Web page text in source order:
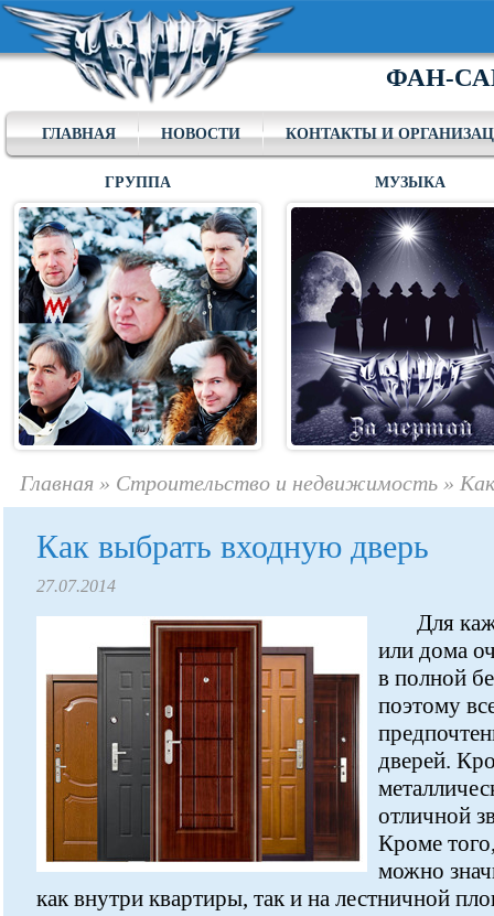
ФАН-
ГЛАВНАЯ НОВОСТИ КОНТАКТЫ И
ГРУППА МУЗЫКА
Главная » Строительство и недвижимость »
Как выбрать входную дверь
27.07.2014
Для
или дома
в полной
поэтому
дверей.
отличной
Кроме
можно
как внутри квартиры, так и на лестничной